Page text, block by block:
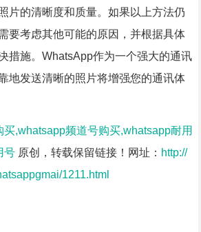
片的清晰度和质量。如果以上方法仍
要考虑其他可能的原因，并根据具体
措施。WhatsApp作为一个强大的通讯
地发送清晰的照片将增强您的通讯体
,whatsapp频道号购买,whatsapp耐用
号原创，转载保留链接！网址： http://
1211.html